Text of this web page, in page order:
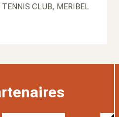
TENNIS CLUB, MERIBEL